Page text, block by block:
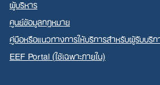
ผู้บริหาร
ศูนย์ข้อมูลกฎหมาย
คู่มือหรือแนวทางการให้บริการสำหรับผู้รับบริ
EEF Portal (ใช้เฉพาะภายใน)